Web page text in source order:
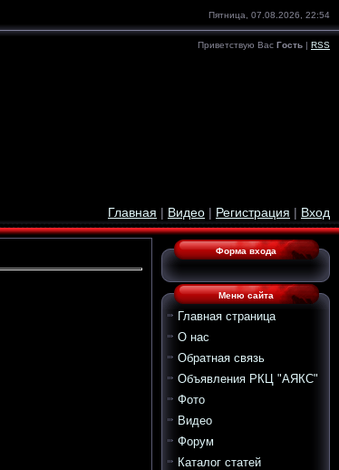
Пятница, 07.08.2026, 22:54
Приветствую Вас Гость | RSS
Главная | Видео | Регистрация | Вход
Форма входа
Меню сайта
Главная страница
О нас
Обратная связь
Объявления РКЦ "АЯКС"
Фото
Видео
Форум
Каталог статей